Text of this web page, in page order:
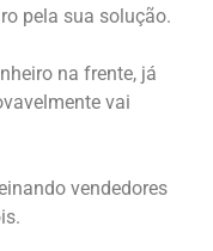
pela sua solução.
na frente, já
vai
vendedores